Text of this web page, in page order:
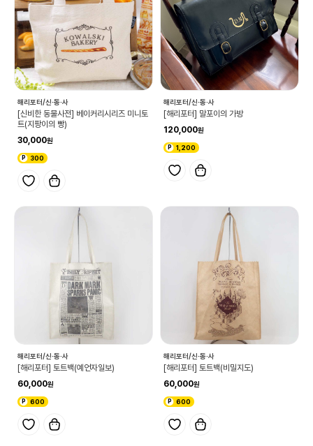
해리포터/신·동·사
[신비한 동물사전] 베이커리시리즈 미니토
트(지팡이의 빵)
30,000
300
해리포터/신·동·사
[해리포터] 말포이의 가방
120,000
1,200
해리포터/신·동·사
[해리포터] 토트백(예언자일보)
60,000
600
해리포터/신·동·사
[해리포터] 토트백(비밀지도)
60,000
600